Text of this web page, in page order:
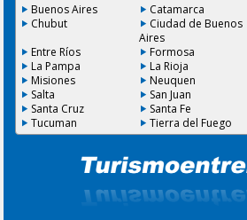
Buenos Aires Catamarca
Chubut
Ciudad de Buenos
Aires
Entre Ríos
Formosa
La Pampa
La Rioja
Misiones
Neuquen
Salta
San Juan
Santa Cruz
Santa Fe
Tucuman
Tierra del Fuego